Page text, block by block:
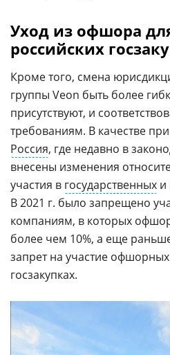
Уход из офшора
российских
Кроме того, смена
группы Veon быть более
присутствуют, и
требованиям. В качестве
Россия, где недавно в
внесены изменения
участия в государственных и
В 2021 г. было запрещено
компаниям, в которых
более чем 10%, а еще
запрет на участие
госзакупках.